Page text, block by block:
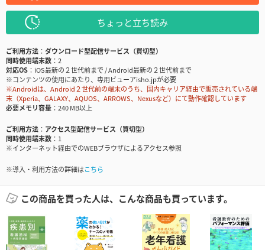
ちょっと立ち読み
ご利用方法
ダウンロード型配信サービス（買切型）
同時使用端末数
2
対応OS
iOS最新の２世代前まで / Android最新の２世代前まで
※コンテンツの使用にあたり、専用ビューアisho.jpが必要
※Androidは、Android２世代前の端末のうち、国内キャリア経由で販売されている端
末（Xperia、GALAXY、AQUOS、ARROWS、Nexusなど）にて動作確認しています
必要メモリ容量
240 MB以上
ご利用方法
アクセス型配信サービス（買切型）
同時使用端末数
1
※インターネット経由でのWEBブラウザによるアクセス参照
※導入・利用方法の詳細はこちら
この商品を買った人は、こんな商品も買っています。